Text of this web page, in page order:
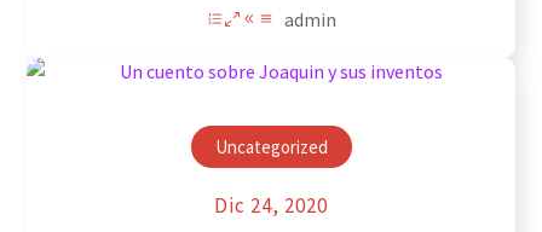
admin
Uncategorized
Dic 24, 2020